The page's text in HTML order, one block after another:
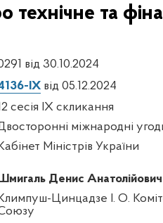
технічне та
від 30.10.2024
IX від 05.12.2024
сесія IX скликання
міжнародні
Кабінет Міністрів України
Шмигаль Денис Анатолійович
Климпуш-Цинцадзе І. О.